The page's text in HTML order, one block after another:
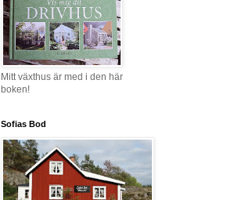
Mitt växthus är med i den här
boken!
Sofias Bod